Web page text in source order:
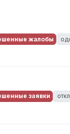
жалобы
заявки